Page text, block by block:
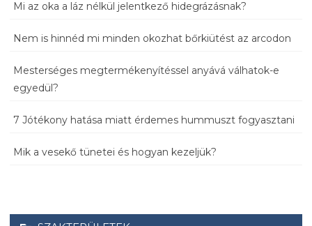
Mi az oka a láz nélkül jelentkező hidegrázásnak?
Nem is hinnéd mi minden okozhat bőrkiütést az arcodon
Mesterséges megtermékenyítéssel anyává válhatok-e
egyedül?
7 Jótékony hatása miatt érdemes hummuszt fogyasztani
Mik a vesekő tünetei és hogyan kezeljük?